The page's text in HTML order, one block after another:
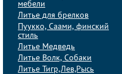
мебели
Литье для брелков
Пуукко, Саами, финский
стиль
Литье Медведь
Литье Волк, Собаки
Литье Тигр,Лев,Рысь